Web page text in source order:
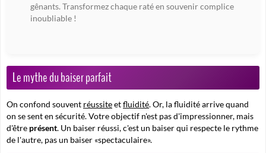
gênants. Transformez chaque raté en souvenir complice
inoubliable !
Le mythe du baiser parfait
On confond souvent réussiteetfluidité. Or, la fluidité arrive quand
on se sent en sécurité. Votre objectif n'est pas d'impressionner, mais
d'être présent. Un baiser réussi, c'est un baiser qui respecte le rythme
de l'autre, pas un baiser «spectaculaire».